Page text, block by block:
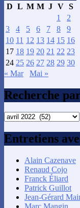
D L M M J V S
1
2
3
4 5 6 7 8
9
10 11 12 13 14 15 16
17 18 19 20 21 22 23
24 25 26 27 28 29 30
« Mar
Mai »
Recherche
Recherche
mois
Entretiens
Alain Cazenave
Renaud Cojo
Franck Éliard
Patrick Guillot
Jean-Gérard